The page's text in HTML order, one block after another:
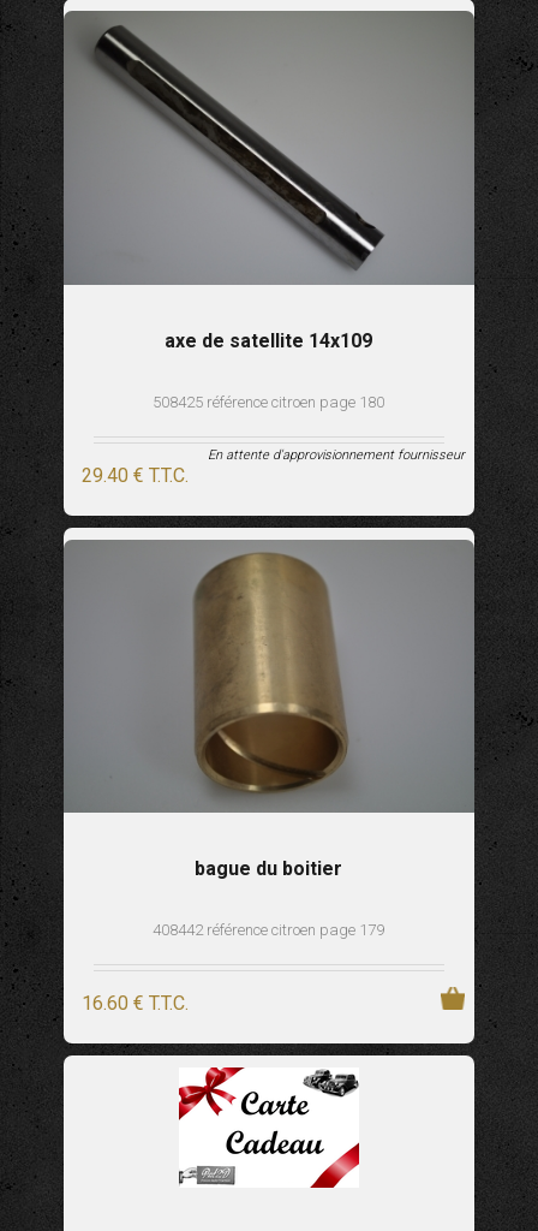
axe de satellite 14x109
508425 référence citroen page 180
29.40 € T.T.C.
En attente d'approvisionnement fournisseur
bague du boitier
408442 référence citroen page 179
16.60 € T.T.C.